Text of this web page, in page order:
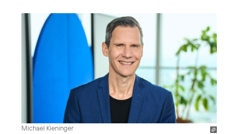
Michael Kieninger